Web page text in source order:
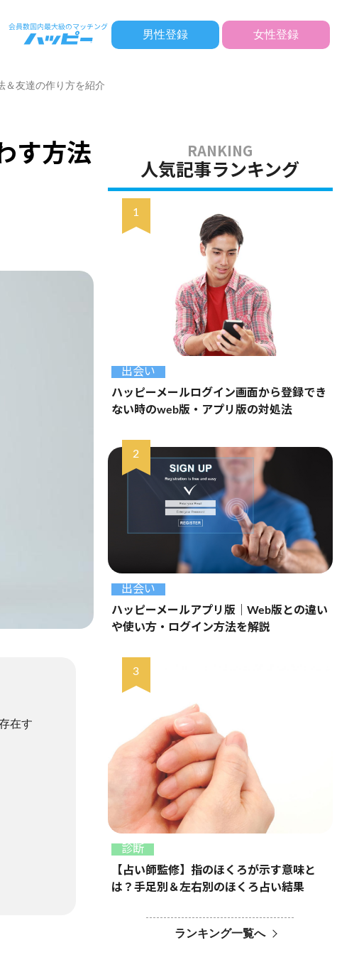
男性登録 女性登録
＆友達の作り方を紹介
す方法
在す
人気記事ランキング
出会い
ハッピーメールログイン画面から登録でき
ない時のweb版・アプリ版の対処法
出会い
ハッピーメールアプリ版｜Web版との違い
や使い方・ログイン方法を解説
診断
【占い師監修】指のほくろが示す意味と
は？手足別＆左右別のほくろ占い結果
ランキング一覧へ